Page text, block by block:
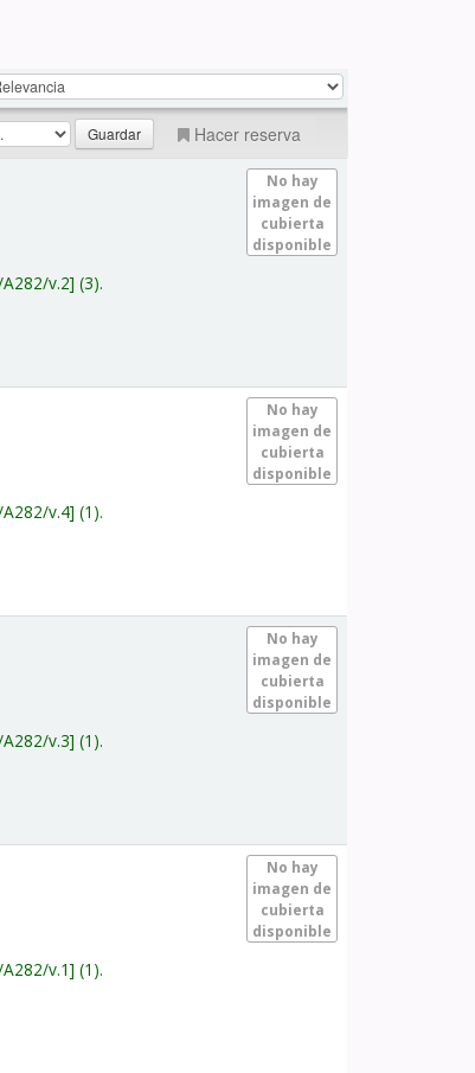
Hacer reserva
No hay
imagen de
cubierta
disponible
v.2 (3).
No hay
imagen de
cubierta
disponible
v.4 (1).
No hay
imagen de
cubierta
disponible
v.3 (1).
No hay
imagen de
cubierta
disponible
v.1 (1).